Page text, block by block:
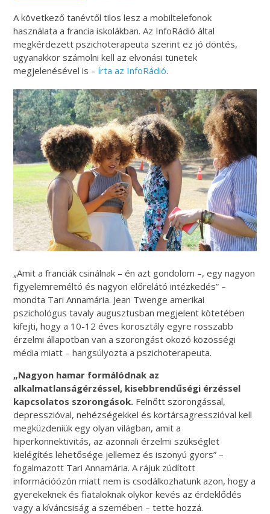
A következő tanévtől tilos lesz a mobiltelefonok
használata a francia iskolákban. Az InfoRádió által
megkérdezett pszichoterapeuta szerint ez jó döntés,
ugyanakkor számolni kell az elvonási tünetek
megjelenésével is –írta az InfoRádió.
„Amit a franciák csinálnak – én azt gondolom –, egy nagyon
figyelemreméltó és nagyon előrelátó intézkedés” –
mondta Tari Annamária. Jean Twenge amerikai
pszichológus tavaly augusztusban megjelent kötetében
kifejti, hogy a 10-12 éves korosztály egyre rosszabb
érzelmi állapotban van a szorongást okozó közösségi
média miatt – hangsúlyozta a pszichoterapeuta.
„Nagyon hamar formálódnak az
alkalmatlanságérzéssel, kisebbrendűségi érzéssel
kapcsolatos szorongások. Felnőtt szorongással,
depresszióval, nehézségekkel és kortársagresszióval kell
megküzdeniük egy olyan világban, amit a
hiperkonnektivitás, az azonnali érzelmi szükséglet
kielégítés lehetősége jellemez és iszonyú gyors” –
fogalmazott Tari Annamária. A rájuk zúdított
információözön miatt nem is csodálkozhatunk azon, hogy a
gyerekeknek és fiataloknak olykor kevés az érdeklődés
vagy a kíváncsiság a szemében – tette hozzá.